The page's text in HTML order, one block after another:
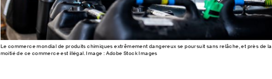
Le commerce mondial de produits chimiques extrêmement dangereux se poursuit sans relâche, et près de la
moitié de ce commerce est illégal. Image : Adobe Stock Images